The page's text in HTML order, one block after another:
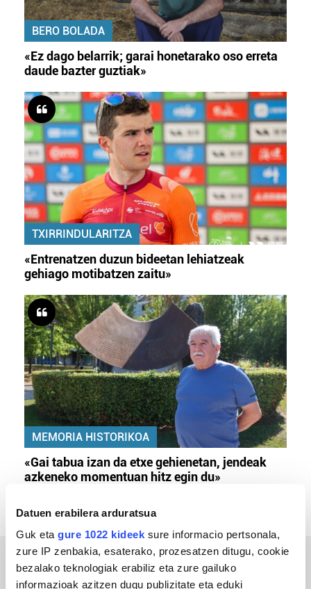
Datuen erabilera arduratsua
Guk eta gure 1022 kideek sure informacio pertsonala,
zure IP zenbakia, esaterako, prozesatzen ditugu, cookie
bezalako teknologiak erabiliz eta zure gailuko
informazioak azitzen dugu publizitate eta eduki
BERO BOLADA
«Ez dago belarrik; garai honetarako oso erreta
daude bazter guztiak»
TXIRRINDULARITZA
«Entrenatzen duzun bideetan lehiatzeak
gehiago motibatzen zaitu»
MEMORIA HISTORIKOA
«Gai tabua izan da etxe gehienetan, jendeak
azkeneko momentuan hitz egin du»
ERREPORTAJEAK